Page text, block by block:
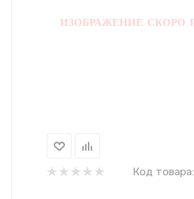
Код товара: